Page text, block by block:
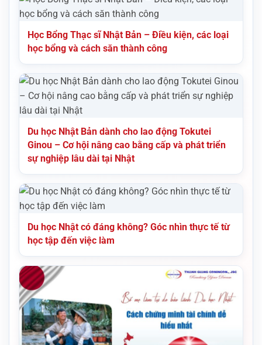
Học Bổng Thạc sĩ Nhật Bản – Điều kiện, các loại
học bổng và cách săn thành công
Du học Nhật Bản dành cho lao động Tokutei
Ginou – Cơ hội nâng cao bằng cấp và phát triển
sự nghiệp lâu dài tại Nhật
Du học Nhật có đáng không? Góc nhìn thực tế từ
học tập đến việc làm